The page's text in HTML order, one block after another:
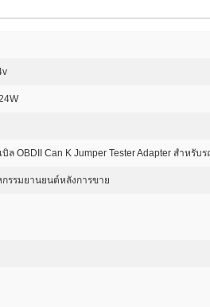
บิล OBDII Can K Jumper Tester Adapter สำหรั
รรมยานยนต์หลังการขาย